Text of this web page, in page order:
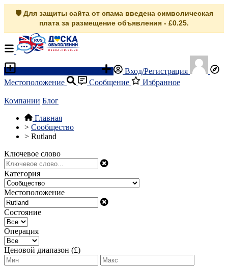
🛡️ Для защиты сайта от спама введена символическая
плата за размещение объявления - £0.25.
Вход/Регистрация
Местоположение
Сообщение Избранное
Компании Блог
Главная
> Сообщество
> Rutland
Ключевое слово
Категория
Местоположение
Состояние
Операция
Ценовой диапазон (£)